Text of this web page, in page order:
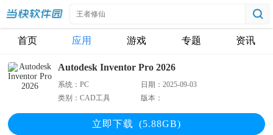
首页 应用 游戏 专题 资讯
Autodesk Inventor Pro 2026
系统：PC 日期：2025-09-03
类别：CAD工具 版本：
立即下载 (5.88GB)